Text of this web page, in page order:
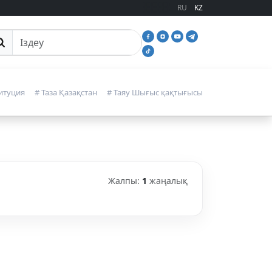
RU KZ
іздеу
# Таза Қазақстан # Таяу Шығыс қақтығысы
Жалпы: 1 жаңалық